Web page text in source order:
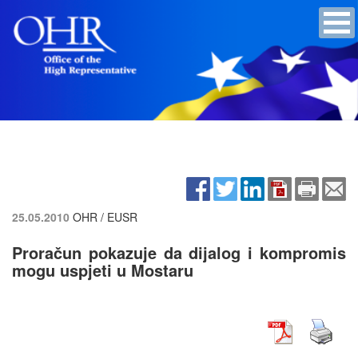
25.05.2010 OHR / EUSR
Proračun pokazuje da dijalog i kompromis
mogu uspjeti u Mostaru